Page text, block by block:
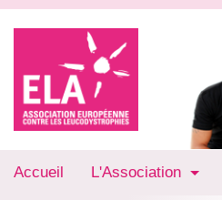
Accueil L'Association